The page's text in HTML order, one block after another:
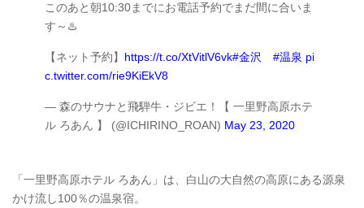
このあと朝10:30までにお電話予約でまだ間に合いま
す～♨️
【ネット予約】 https://t.co/XtVitlV6vk#金沢 #温泉 pi
c.twitter.com/rie9KiEkV8
— 森のサウナと飛騨牛・ジビエ！【 一里野高原ホテ
ル ろあん 】 (@ICHIRINO_ROAN) May 23, 2020
「一里野高原ホテル ろあん」は、白山の大自然の高原にある源泉
かけ流し100％の温泉宿。